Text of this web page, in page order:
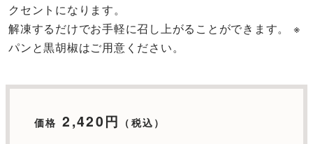
クセントになります。
解凍するだけでお手軽に召し上がることができます。 ※
パンと黒胡椒はご用意ください。
価格 2,420円 （税込）